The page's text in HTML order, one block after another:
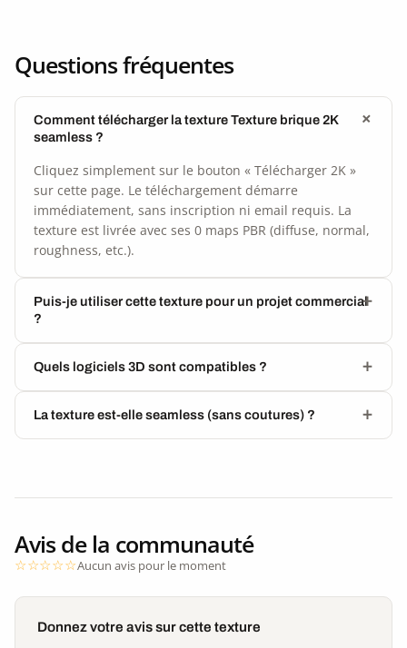
Questions fréquentes
Comment télécharger la texture Texture brique 2K
seamless ?
Cliquez simplement sur le bouton « Télécharger 2K »
sur cette page. Le téléchargement démarre
immédiatement, sans inscription ni email requis. La
texture est livrée avec ses 0 maps PBR (diffuse, normal,
roughness, etc.).
Puis-je utiliser cette texture pour un projet commercial
?
Quels logiciels 3D sont compatibles ?
La texture est-elle seamless (sans coutures) ?
Avis de la communauté
Aucun avis pour le moment
Donnez votre avis sur cette texture